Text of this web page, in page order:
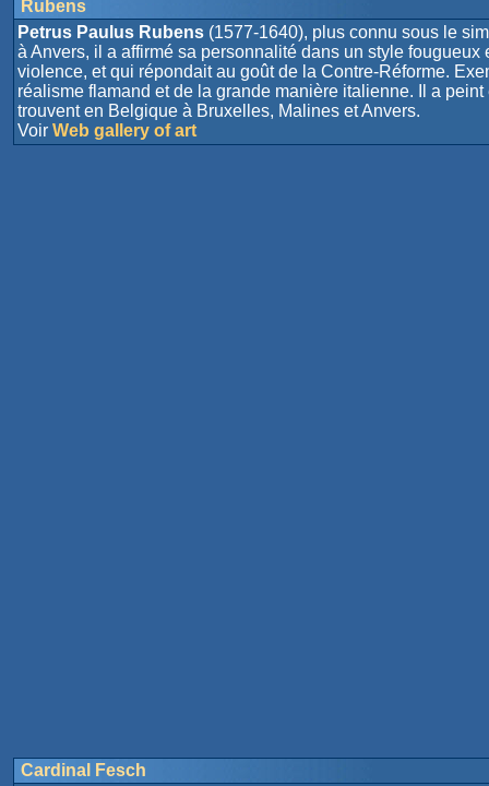
Rubens
Petrus Paulus Rubens (1577-1640), plus connu sous le
à Anvers, il a affirmé sa personnalité dans un style
violence, et qui répondait au goût de la Contre-Réforme.
réalisme flamand et de la grande manière italienne. Il a
trouvent en Belgique à Bruxelles, Malines et Anvers.
Voir Web gallery of art
Cardinal Fesch